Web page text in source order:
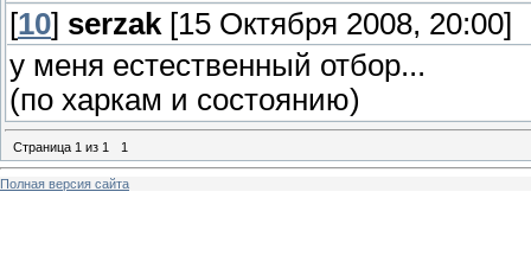
[10] serzak [15 Октября 2008, 20:00]
у меня естественный отбор...
(по харкам и состоянию)
Страница 1 из 1 1
Полная версия сайта